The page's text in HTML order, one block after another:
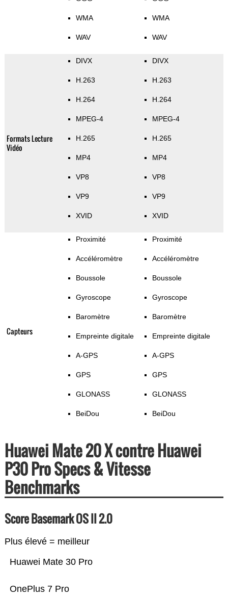
WMA
WAV
WMA
WAV
Formats Lecture
Vidéo
DIVX
H.263
H.264
MPEG-4
H.265
MP4
VP8
VP9
XVID
DIVX
H.263
H.264
MPEG-4
H.265
MP4
VP8
VP9
XVID
Capteurs
Proximité
Accéléromètre
Boussole
Gyroscope
Baromètre
Empreinte digitale
A-GPS
GPS
GLONASS
BeiDou
Proximité
Accéléromètre
Boussole
Gyroscope
Baromètre
Empreinte digitale
A-GPS
GPS
GLONASS
BeiDou
Huawei Mate 20 X contre Huawei
P30 Pro Specs & Vitesse
Benchmarks
Score Basemark OS II 2.0
Plus élevé = meilleur
OnePlus 7 Pro
Huawei Mate 30 Pro